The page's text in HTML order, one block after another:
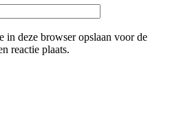
in deze browser opslaan voor de
reactie plaats.